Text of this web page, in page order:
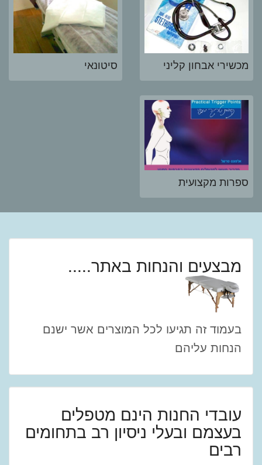
מכשירי אבחון קליני סיטונאי
ספרות מקצועית
מבצעים והנחות באתר.....
בעמוד זה תגיעו לכל המוצרים אשר ישנם
הנחות עליהם
עובדי החנות הינם מטפלים
בעצמם ובעלי ניסיון רב בתחומים
רבים